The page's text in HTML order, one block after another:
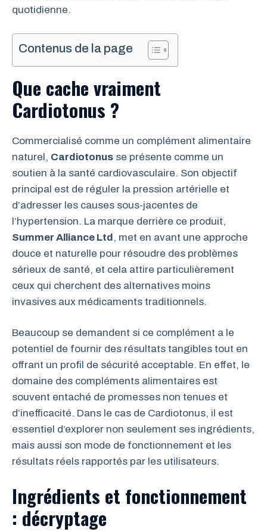
quotidienne.
Contenus de la page
Que cache vraiment
Cardiotonus ?
Commercialisé comme un complément alimentaire
naturel, Cardiotonus se présente comme un
soutien à la santé cardiovasculaire. Son objectif
principal est de réguler la pression artérielle et
d’adresser les causes sous-jacentes de
l’hypertension. La marque derrière ce produit,
Summer Alliance Ltd, met en avant une approche
douce et naturelle pour résoudre des problèmes
sérieux de santé, et cela attire particulièrement
ceux qui cherchent des alternatives moins
invasives aux médicaments traditionnels.
Beaucoup se demandent si ce complément a le
potentiel de fournir des résultats tangibles tout en
offrant un profil de sécurité acceptable. En effet, le
domaine des compléments alimentaires est
souvent entaché de promesses non tenues et
d’inefficacité. Dans le cas de Cardiotonus, il est
essentiel d’explorer non seulement ses ingrédients,
mais aussi son mode de fonctionnement et les
résultats réels rapportés par les utilisateurs.
Ingrédients et fonctionnement
: décryptage